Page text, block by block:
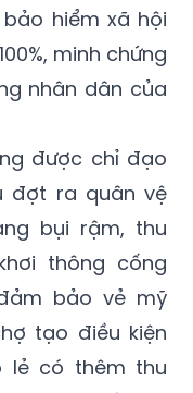
hiểm xã hội
minh chứng
nhân dân của
được chỉ đạo
đợt ra quân vệ
bụi rậm, thu
thông cống
bảo vẻ mỹ
tạo điều kiện
lẻ có thêm thu